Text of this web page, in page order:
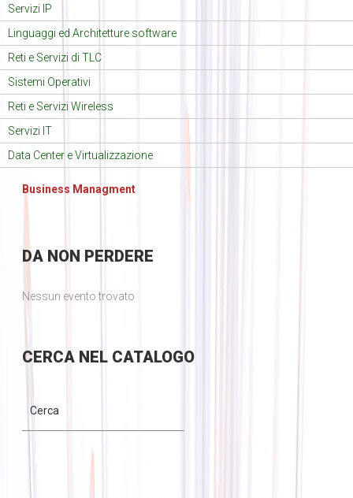
Servizi IP
Linguaggi ed Architetture software
Reti e Servizi di TLC
Sistemi Operativi
Reti e Servizi Wireless
Servizi IT
Data Center e Virtualizzazione
Business Managment
DANON PERDERE
Nessun evento trovato
CERCANEL CATALOGO